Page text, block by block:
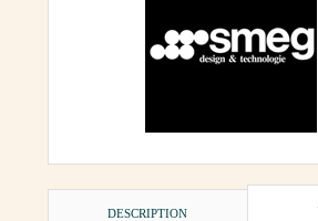
DESCRIPTION